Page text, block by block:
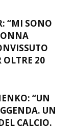
“MI SONO
OLTRE 20
“UN
UN
CALCIO.